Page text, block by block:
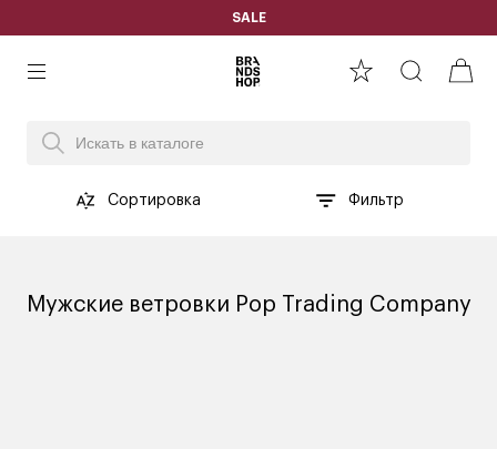
SALE
Сортировка Фильтр
Мужские ветровки Pop Trading Company